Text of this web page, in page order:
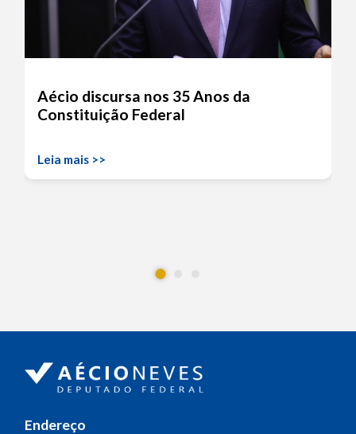
Aécio discursa nos 35 Anos da
Constituição Federal
Leia mais >>
Endereço